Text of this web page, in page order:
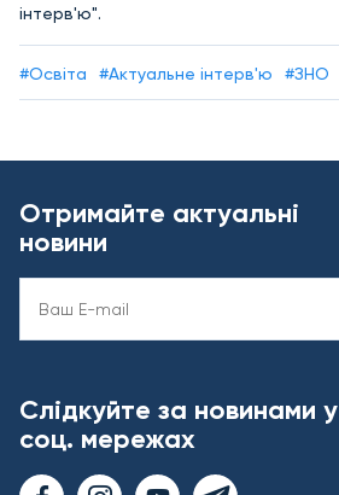
інтерв'ю".
#Освіта #Актуальне інтерв'ю #ЗНО
Отримайте актуальні
новини
Слідкуйте за новинами у
соц. мережах